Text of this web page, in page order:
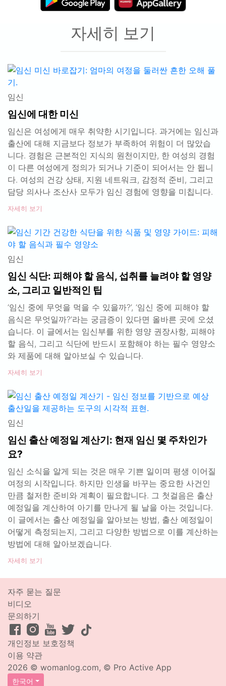
자세히 보기
임신
임신에 대한 미신
임신은 여성에게 매우 취약한 시기입니다. 과거에는 임신과
출산에 대해 지금보다 정보가 부족하여 위험이 더 많았습
니다. 경험은 근본적인 지식의 원천이지만, 한 여성의 경험
이 다른 여성에게 정의가 되거나 기준이 되어서는 안 됩니
다. 여성의 건강 상태, 지원 네트워크, 감정적 준비, 그리고
담당 의사나 조산사 모두가 임신 경험에 영향을 미칩니다.
자세히 보기
임신
임신 식단: 피해야 할 음식, 섭취를 늘려야 할 영양
소, 그리고 일반적인 팁
‘임신 중에 무엇을 먹을 수 있을까?’, ‘임신 중에 피해야 할
음식은 무엇일까?’라는 궁금증이 있다면 올바른 곳에 오셨
습니다. 이 글에서는 임신부를 위한 영양 권장사항, 피해야
할 음식, 그리고 식단에 반드시 포함해야 하는 필수 영양소
와 제품에 대해 알아보실 수 있습니다.
자세히 보기
임신
임신 출산 예정일 계산기: 현재 임신 몇 주차인가
요?
임신 소식을 알게 되는 것은 매우 기쁜 일이며 평생 이어질
여정의 시작입니다. 하지만 인생을 바꾸는 중요한 사건인
만큼 철저한 준비와 계획이 필요합니다. 그 첫걸음은 출산
예정일을 계산하여 아기를 만나게 될 날을 아는 것입니다.
이 글에서는 출산 예정일을 알아보는 방법, 출산 예정일이
어떻게 측정되는지, 그리고 다양한 방법으로 이를 계산하는
방법에 대해 알아보겠습니다.
자세히 보기
개인정보 보호정책
이용 약관
2026 © womanlog.com, © Pro Active App
한국어
자주 묻는 질문
비디오
문의하기